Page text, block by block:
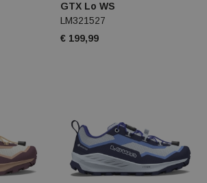
GTX Lo WS
LM321527
€ 199,99